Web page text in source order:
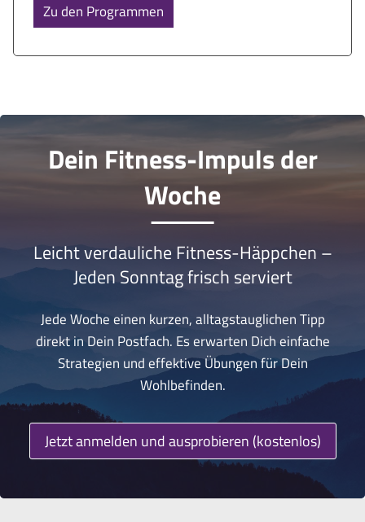
Zu den Programmen
Dein Fitness-Impuls der
Woche
Leicht verdauliche Fitness-Häppchen –
Jeden Sonntag frisch serviert
Jede Woche einen kurzen, alltagstauglichen Tipp
direkt in Dein Postfach. Es erwarten Dich einfache
Strategien und effektive Übungen für Dein
Wohlbefinden.
Jetzt anmelden und ausprobieren (kostenlos)